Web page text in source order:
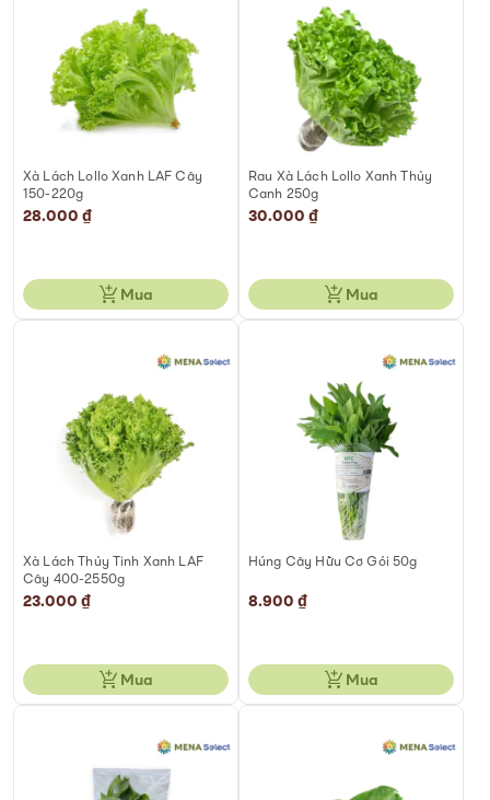
Xà Lách Lollo Xanh LAF Cây
150-220g
28.000 ₫
Mua
Rau Xà Lách Lollo Xanh Thủy
Canh 250g
30.000 ₫
Mua
Xà Lách Thủy Tinh Xanh LAF
Cây 400-2550g
23.000 ₫
Mua
Húng Cây Hữu Cơ Gói 50g
8.900 ₫
Mua